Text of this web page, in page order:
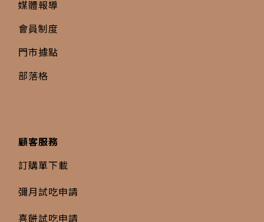
媒體報導
會員制度
門市據點
部落格
顧客服務
訂購單下載
彌月試吃申請
喜餅試吃申請